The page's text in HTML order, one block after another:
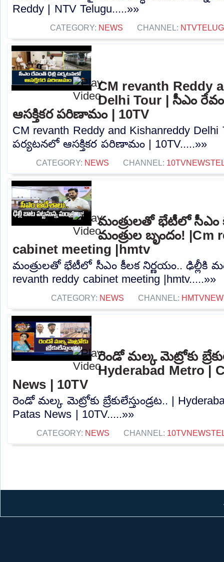
Reddy | NTV Telugu.....»»
CATEGORY: NEWS CHANNEL:
CM revanth Reddy
Delhi Tour | సీఎం
ఆసక్తికర పరిణామం | 10TV
CM revanth Reddy and Kishanreddy
పర్యటనలో ఆసక్తికర పరిణామం | 10TV.....»»
CATEGORY: NEWS CHANNEL:
మంత్రులతో భేటీలో సీఎం
మంత్రుల బృందం! |Cm
cabinet meeting |hmtv
మంత్రులతో భేటీలో సీఎం కీలక నిర్ణయం.. ఢిల్లీకి
revanth reddy cabinet meeting |hmtv.....»»
CATEGORY: NEWS CHANNEL:
రెండో మల్క మెట్రోకు
Hyderabad Metro |
News | 10TV
రెండో మల్క మెట్రోకు బ్రేకులేస్తుండ్రట.. |
Patas News | 10TV.....»»
CATEGORY: NEWS CHANNEL: